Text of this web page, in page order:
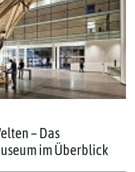
– Das
im Überblick